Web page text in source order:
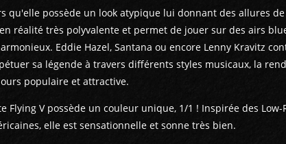
qu'elle possède un look atypique lui donnant des allures
réalité très polyvalente et permet de jouer sur des airs
Eddie Hazel, Santana ou encore Lenny Kravitz
sa légende à travers différents styles musicaux, la
populaire et attractive.
Flying V possède un couleur unique, 1/1 ! Inspirée des Low-
elle est sensationnelle et sonne très bien.